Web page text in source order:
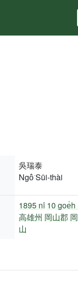
吳瑞泰
Ngô͘ Sūi-thài
1895 nî 10 goe̍h
高雄州 岡山郡
山